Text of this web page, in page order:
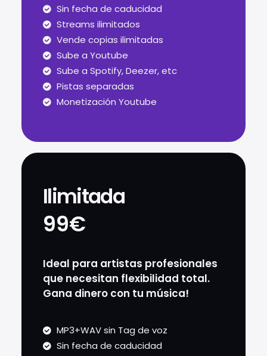
Sin fecha de caducidad
Streams ilimitados
Vende copias ilimitadas
Sube a Youtube
Sube a Spotify, Deezer, etc
Pistas separadas
Monetización Youtube
Ilimitada
99€
Ideal para artistas profesionales
que necesitan flexibilidad total.
Gana dinero con tu música!
MP3+WAV sin Tag de voz
Sin fecha de caducidad